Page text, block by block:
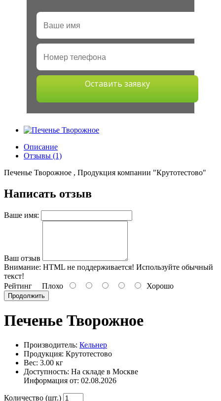
Оставить заявку
Описание
Отзывы (1)
Печенье Творожное , Продукция компании "Крутотестово"
Написать отзыв
Ваше имя:
Ваш отзыв
Внимание: HTML не поддерживается! Используйте обычный
текст!
Рейтинг Плохо Хорошо
Продолжить
Печенье Творожное
Производитель: Кельнер
Продукция: Крутотестово
Вес: 3.00 кг
Доступность: На складе в Москве
Информация от: 02.08.2026
Количество (шт.)